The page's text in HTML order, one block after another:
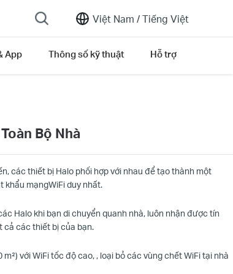
Việt Nam /Tiếng Việt
App Thông số kỹ thuật Hỗ trợ
Bộ Nhà
các thiết bị Halo phối hợp với nhau để tạo thành một
khẩu mạngWiFiduy nhất.
Halo khi bạn di chuyển quanh nhà, luôn nhận được tín
cả các thiết bị của bạn.
m²) với WiFi tốc độ cao, , loại bỏ các vùng chếtWiFi tại nhà